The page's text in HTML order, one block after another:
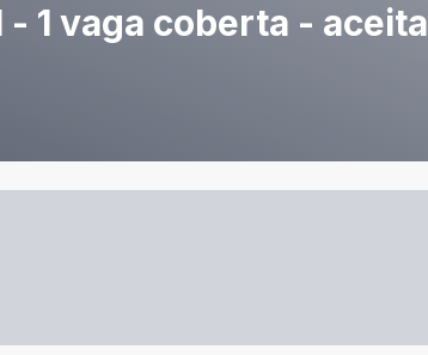
1 vaga coberta - aceita